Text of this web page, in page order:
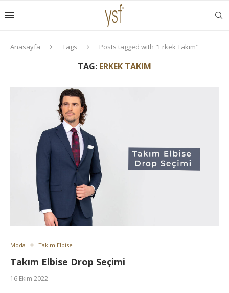
Anasayfa Tags Posts tagged with "Erkek Takım"
TAG: ERKEK TAKIM
Moda Takım Elbise
Takım Elbise Drop Seçimi
16 Ekim 2022